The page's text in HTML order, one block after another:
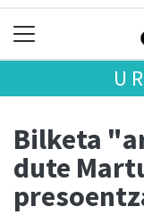
Bilketa
dute